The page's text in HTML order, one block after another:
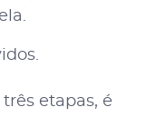
etapas, é